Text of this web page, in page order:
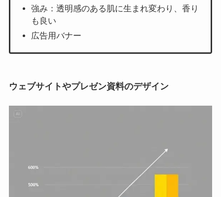
強み：透明感のある肌に生まれ変わり、香り
も良い
広告用バナー
ウェブサイトやプレゼン資料のデザイン